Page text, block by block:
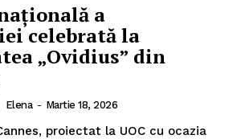
a
celebrată la
„Ovidius” din
Elena - Martie 18, 2026
proiectat la UOC cu ocazia